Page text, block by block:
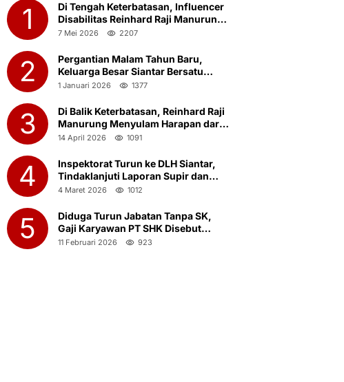
1
Di Tengah Keterbatasan, Influencer
Disabilitas Reinhard Raji Manurung
Rayakan Ulang Tahun ke-23
7 Mei 2026 2207
2
Pergantian Malam Tahun Baru,
Keluarga Besar Siantar Bersatu
(KBSB) Gelar Doa Bersama.
1 Januari 2026 1377
3
Di Balik Keterbatasan, Reinhard Raji
Manurung Menyulam Harapan dari
Ketulusan yang Nyaris Terlupakan
14 April 2026 1091
4
Inspektorat Turun ke DLH Siantar,
Tindaklanjuti Laporan Supir dan
Kernet Truk Sampah Ambil Botot
4 Maret 2026 1012
5
Diduga Turun Jabatan Tanpa SK,
Gaji Karyawan PT SHK Disebut
Menyusut Drastis
11 Februari 2026 923